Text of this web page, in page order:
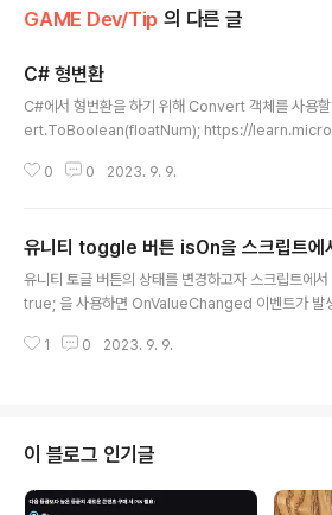
GAME Dev/Tip 의 다른 글
C# 형변환
C#에서 형번환을 하기 위해 Convert 객체를 사용
ert.ToBoolean(floatNum); https://
데이터 형식을 다른 데이터 형식으로 변환합니다.
0 0 2023. 9. 9.
유니티 toggle 버튼 isOn을 스크립트에
유니티 토글 버튼의 상태를 변경하고자 스크립트
true; 을 사용하면 OnValueChanged 이벤트가 발
utNotify(true); 를 사용하면 된다.
1 0 2023. 9. 9.
이 블로그 인기글